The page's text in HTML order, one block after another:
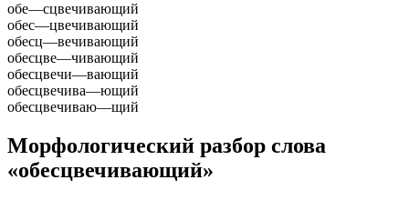
обе—сцвечивающий
обес—цвечивающий
обесц—вечивающий
обесцве—чивающий
обесцвечи—вающий
обесцвечива—ющий
обесцвечиваю—щий
Морфологический разбор слова
«обесцвечивающий»